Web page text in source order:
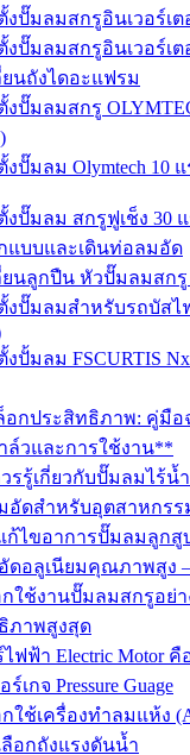
งปั๊มลมสกรูอินเวอร์เต
งปั๊มลมสกรูอินเวอร์เต
ยนถังไดอะแฟรม
งปั๊มลมสกรู
งปั๊มลม Olymtech 10
งปั๊มลม สกรูฟูเช็ง 30
แบบและเดินท่อลมอัด
ยนลูกปืน หัวปั๊มลมสกรู
งปั๊มลมสำหรับรถบัสไ
ปั้มลม FSCURTIS
อกประสิทธิภาพ: คู่มื
ล์วและการใช้งาน**
รรู้เกี่ยวกับปั๊มลมไร้
อัดสำหรับอุตสาหกรร
ไขอาการปั๊มลมลูกสูบ
ดอลูเนียมคุณภาพสูง
กใช้งานปั๊มลมสกรูอย่า
ภาพสูงสุด
ไฟฟ้า Electric Motor
ร์เกจ Pressure Guage
กใช้เครื่องทำลมแห้ง
ลือกถังแรงดันน้ำ